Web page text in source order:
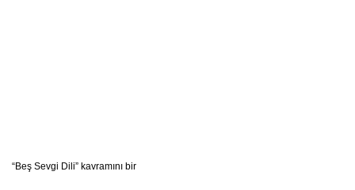
“Beş Sevgi Dili” kavramını bir